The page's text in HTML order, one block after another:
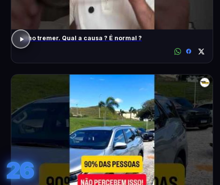
Olho tremer. Qual a causa ? É normal ?
26